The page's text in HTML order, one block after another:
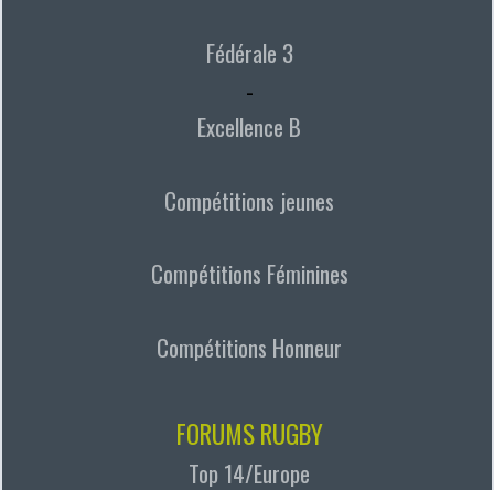
Fédérale 3
-
Excellence B
Compétitions jeunes
Compétitions Féminines
Compétitions Honneur
FORUMS RUGBY
Top 14/Europe